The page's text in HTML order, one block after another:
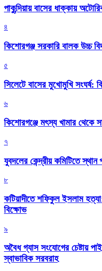
পাকুন্দিয়ায় বাসের ধাক্কায়
৪
কিশোরগঞ্জ সরকারি বালক উচ্চ
৫
সিলেটে বাসের মুখোমুখি
৬
কিশোরগঞ্জে মৎস্য খামার থেকে
৭
যুবদলের কেন্দ্রীয় কমিটিতে
৮
কটিয়াদীতে শফিকুল ইসলাম
বিক্ষোভ
৯
অবৈধ গ্যাস সংযোগের চেষ্টায়
স্বাভাবিক সরবরাহ